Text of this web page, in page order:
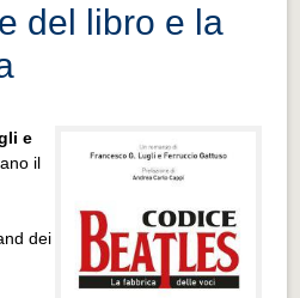
del libro e la
e
il
dei